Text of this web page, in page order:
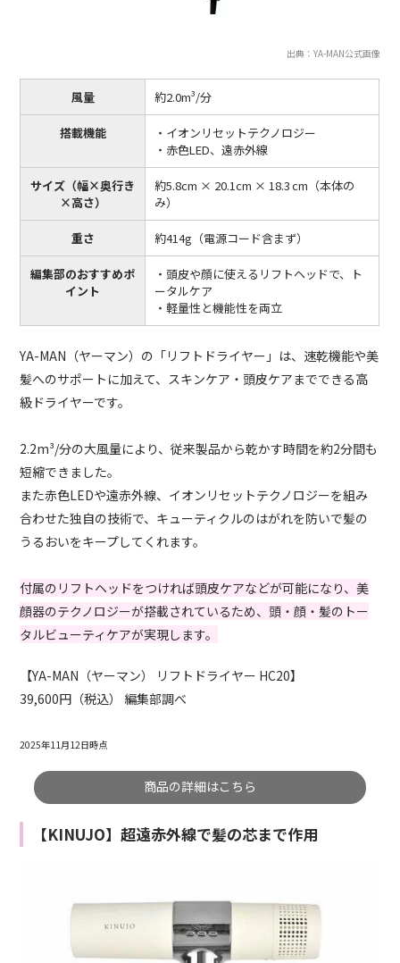
出典：YA-MAN公式画像
風量 約2.0m³/分
搭載機能
・イオンリセットテクノロジー
・赤色LED、遠赤外線
サイズ（幅×奥行き
×高さ）
約5.8cm × 20.1cm × 18.3 cm（本体の
み）
重さ 約414g（電源コード含まず）
編集部のおすすめポ
イント
・頭皮や顔に使えるリフトヘッドで、ト
ータルケア
・軽量性と機能性を両立
YA-MAN（ヤーマン）の「リフトドライヤー」は、速乾機能や美
髪へのサポートに加えて、スキンケア・頭皮ケアまでできる高
級ドライヤーです。
2.2m³/分の大風量により、従来製品から乾かす時間を約2分間も
短縮できました。
また赤色LEDや遠赤外線、イオンリセットテクノロジーを組み
合わせた独自の技術で、キューティクルのはがれを防いで髪の
うるおいをキープしてくれます。
付属のリフトヘッドをつければ頭皮ケアなどが可能になり、美
顔器のテクノロジーが搭載されているため、頭・顔・髪のトー
タルビューティケアが実現します。
【YA-MAN（ヤーマン） リフトドライヤー HC20】
39,600円（税込） 編集部調べ
2025年11月12日時点
商品の詳細はこちら
【KINUJO】超遠赤外線で髪の芯まで作用